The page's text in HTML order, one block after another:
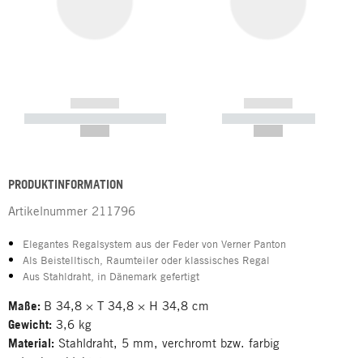
------------
----------- ----------- -----------
------------
----------- -----------
PRODUKTINFORMATION
Artikelnummer 211796
Elegantes Regalsystem aus der Feder von Verner Panton
Als Beistelltisch, Raumteiler oder klassisches Regal
Aus Stahldraht, in Dänemark gefertigt
Maße: B 34,8 × T 34,8 × H 34,8 cm
Gewicht: 3,6 kg
Material: Stahldraht, 5 mm, verchromt bzw. farbig